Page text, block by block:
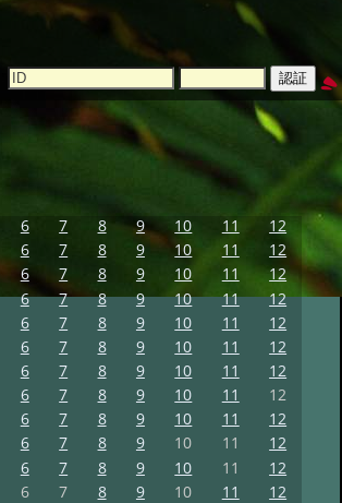
6 7 8 9 10 11 12
6 7 8 9 10 11 12
6 7 8 9 10 11 12
6 7 8 9 10 11 12
6 7 8 9 10 11 12
6 7 8 9 10 11 12
6 7 8 9 10 11 12
6 7 8 9 10 11 12
6 7 8 9 10 11 12
6 7 8 9 10 11 12
6 7 8 9 10 11 12
6 7 8 9 10 11 12